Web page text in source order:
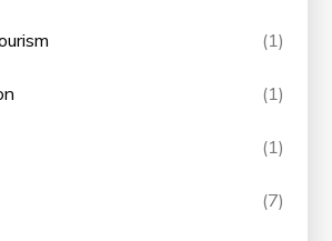
(1)
(1)
(1)
(7)